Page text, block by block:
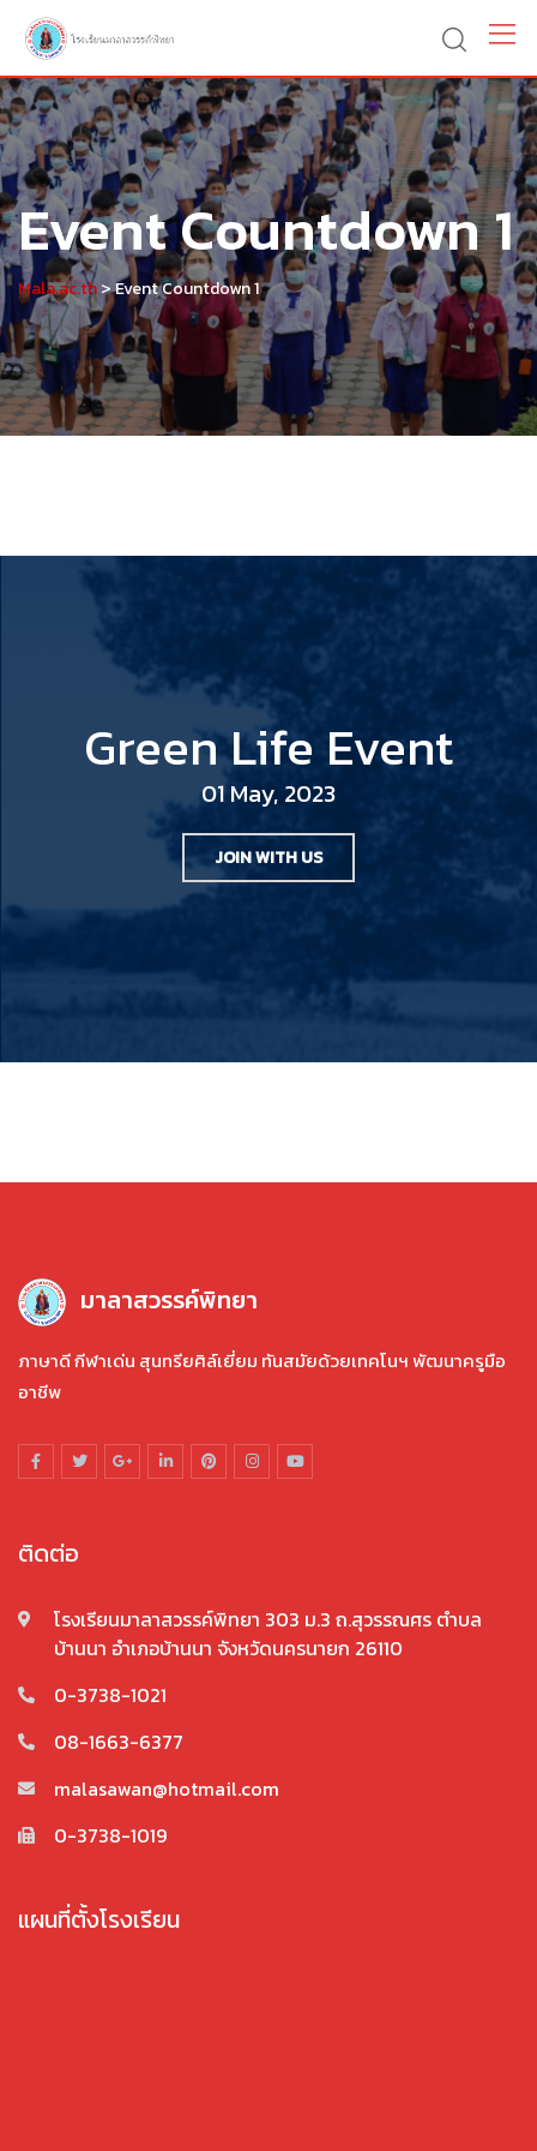
Skip
content
Event Countdown 1
Mala.ac.th>Event Countdown 1
Green Life Event
01 May, 2023
JOIN WITH US
มาลาสวรรค์พิทยา
ภาษาดี กีฬาเด่น สุนทรียศิล์เยี่ยม ทันสมัยด้วยเทคโนฯ พัฒนาครูมือ
อาชีพ
ติดต่อ
โรงเรียนมาลาสวรรค์พิทยา 303 ม.3 ถ.สุวรรณศร ตำบล
บ้านนา อำเภอบ้านนา จังหวัดนครนายก 26110
0-3738-1021
08-1663-6377
malasawan@hotmail.com
0-3738-1019
แผนที่ตั้งโรงเรียน